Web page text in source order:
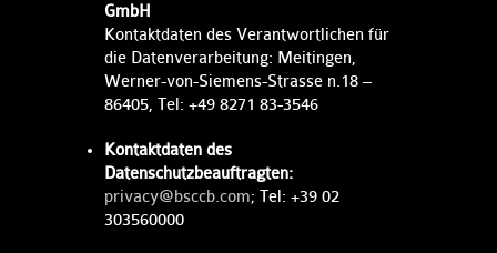
GmbH
Kontaktdaten des Verantwortlichen für
die Datenverarbeitung: Meitingen,
Werner-von-Siemens-Strasse n.18 –
86405, Tel: +49 8271 83-3546
Kontaktdaten des
Datenschutzbeauftragten:
privacy@bsccb.com​; Tel: +39 02
303560000